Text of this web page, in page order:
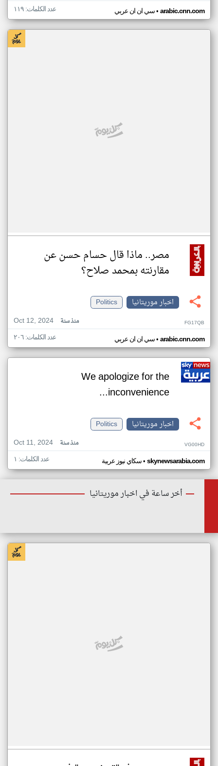
سي ان ان عربي• arabic.cnn.com عدد الكلمات: ١١٩
مصر.. ماذا قال حسام حسن عن
مقارنته بمحمد صلاح؟
اخبار موريتانيا
Politics
Oct 12, 2024
منذ سنة FG17QB
سي ان ان عربي• arabic.cnn.com عدد الكلمات: ٢٠٦
We apologize for the
inconvenience...
اخبار موريتانيا
Politics
Oct 11, 2024
منذ سنة VG00HD
سكاي نيوز عربية• skynewsarabia.com عدد الكلمات: ١
أخر ساعة في اخبار موريتانيا